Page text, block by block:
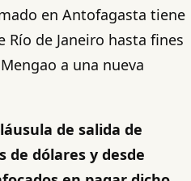
en Antofagasta tiene
de Janeiro hasta fines
a una nueva
de salida de
de dólares y desde